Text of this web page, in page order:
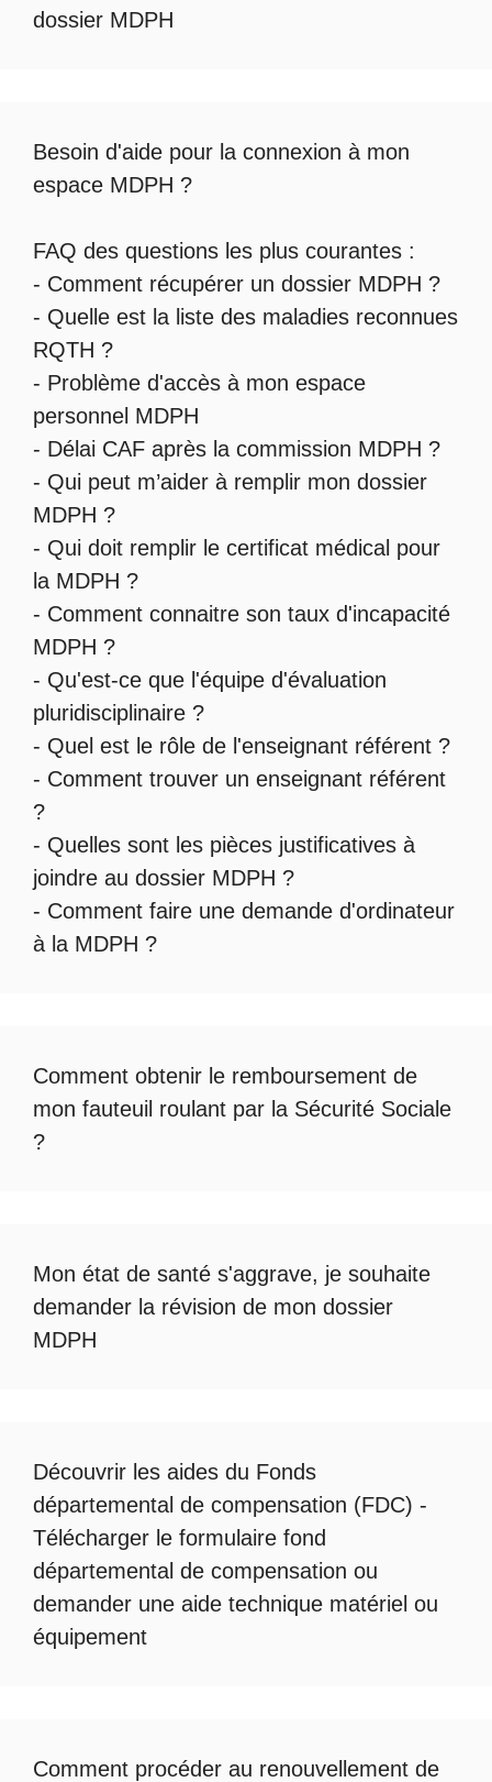
dossier MDPH
Besoin d'aide pour la connexion à mon
espace MDPH ?
FAQ des questions les plus courantes :
- Comment récupérer un dossier MDPH ?
- Quelle est la liste des maladies reconnues
RQTH ?
- Problème d'accès à mon espace
personnel MDPH
- Délai CAF après la commission MDPH ?
- Qui peut m’aider à remplir mon dossier
MDPH ?
- Qui doit remplir le certificat médical pour
la MDPH ?
- Comment connaitre son taux d'incapacité
MDPH ?
- Qu'est-ce que l'équipe d'évaluation
pluridisciplinaire ?
- Quel est le rôle de l'enseignant référent ?
- Comment trouver un enseignant référent
?
- Quelles sont les pièces justificatives à
joindre au dossier MDPH ?
- Comment faire une demande d'ordinateur
à la MDPH ?
Comment obtenir le remboursement de
mon fauteuil roulant par la Sécurité Sociale
?
Mon état de santé s'aggrave, je souhaite
demander la révision de mon dossier
MDPH
Découvrir les aides du Fonds
départemental de compensation (FDC) -
Télécharger le formulaire fond
départemental de compensation ou
demander une aide technique matériel ou
équipement
Comment procéder au renouvellement de